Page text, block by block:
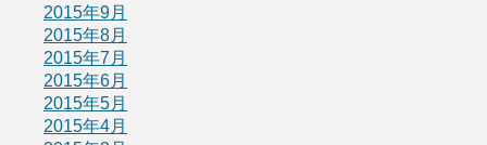
2015年9月
2015年8月
2015年7月
2015年6月
2015年5月
2015年4月